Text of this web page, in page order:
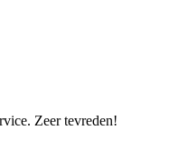
Zeer tevreden!